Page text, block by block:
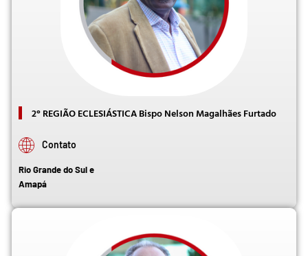
2° REGIÃO ECLESIÁSTICA Bispo Nelson Magalhães Furtado
Contato
Rio Grande do Sul e
Amapá